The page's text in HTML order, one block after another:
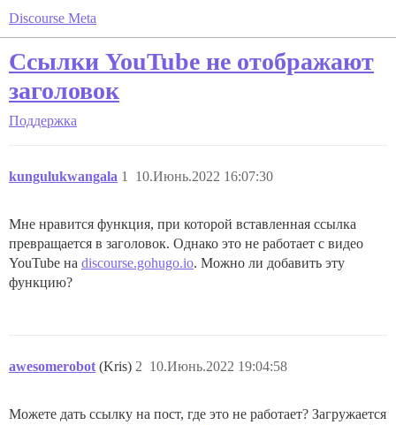
Discourse Meta
Ссылки YouTube не отображают
заголовок
Поддержка
kungulukwangala 10.Июнь.2022 16:07:30
1
Мне нравится функция, при которой вставленная ссылка
превращается в заголовок. Однако это не работает с видео
YouTube на discourse.gohugo.io. Можно ли добавить эту
функцию?
awesomerobot (Kris) 10.Июнь.2022 19:04:58
2
Можете дать ссылку на пост, где это не работает? Загружается